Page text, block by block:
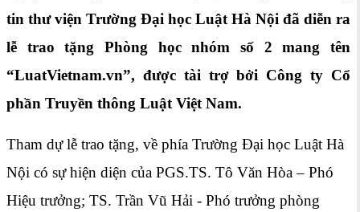
tin thư viện Trường Đại học Luật Hà Nội đã diễn ra
lễ trao tặng Phòng học nhóm số 2 mang tên
“LuatVietnam.vn”, được tài trợ bởi Công ty Cổ
phần Truyền thông Luật Việt Nam.
Tham dự lễ trao tặng, về phía Trường Đại học Luật Hà
Nội có sự hiện diện của PGS.TS. Tô Văn Hòa – Phó
Hiệu trưởng; TS. Trần Vũ Hải - Phó trưởng phòng